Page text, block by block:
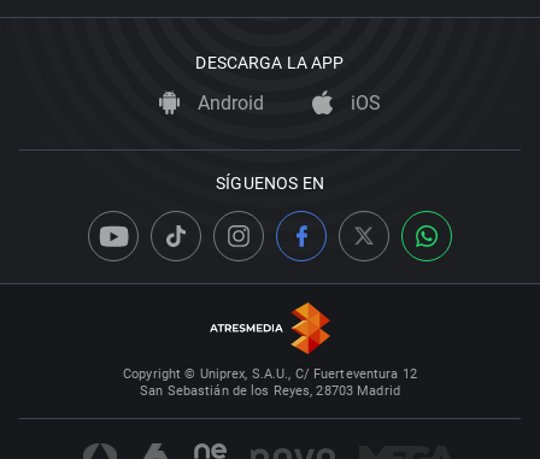
DESCARGA LA APP
Android iOS
SÍGUENOS EN
Copyright © Uniprex, S.A.U., C/ Fuerteventura 12
San Sebastián de los Reyes, 28703 Madrid